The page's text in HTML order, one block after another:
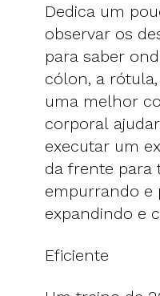
Dedica um
observar os
para saber
cólon, a
uma melhor
corporal
executar um
da frente para
empurrando e
expandindo e
Eficiente